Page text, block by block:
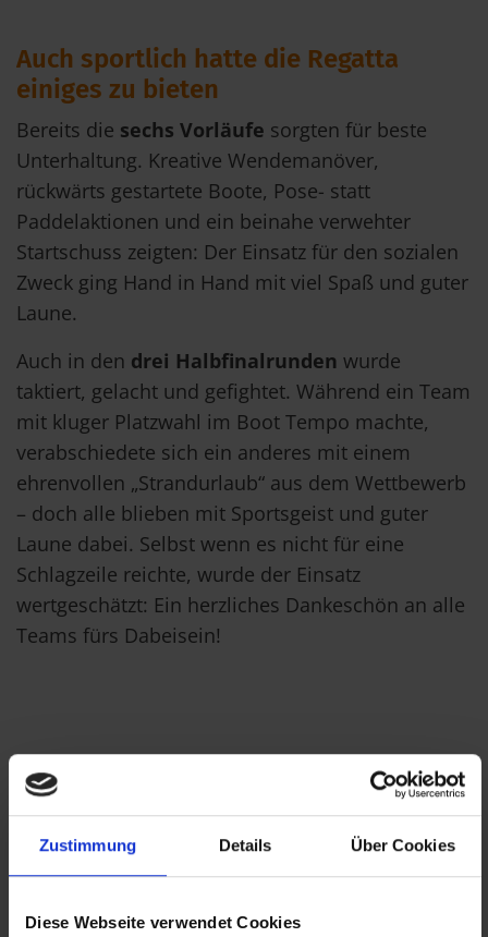
Zustimmung Details Über Cookies
Diese Webseite verwendet Cookies
Auch sportlich hatte die Regatta
einiges zu bieten
Bereits die sechs Vorläufe sorgten für beste
Unterhaltung. Kreative Wendemanöver,
rückwärts gestartete Boote, Pose- statt
Paddelaktionen und ein beinahe verwehter
Startschuss zeigten: Der Einsatz für den sozialen
Zweck ging Hand in Hand mit viel Spaß und guter
Laune.
Auch in den drei Halbfinalrunden wurde
taktiert, gelacht und gefightet. Während ein Team
mit kluger Platzwahl im Boot Tempo machte,
verabschiedete sich ein anderes mit einem
ehrenvollen „Strandurlaub“ aus dem Wettbewerb
– doch alle blieben mit Sportsgeist und guter
Laune dabei. Selbst wenn es nicht für eine
Schlagzeile reichte, wurde der Einsatz
wertgeschätzt: Ein herzliches Dankeschön an alle
Teams fürs Dabeisein!